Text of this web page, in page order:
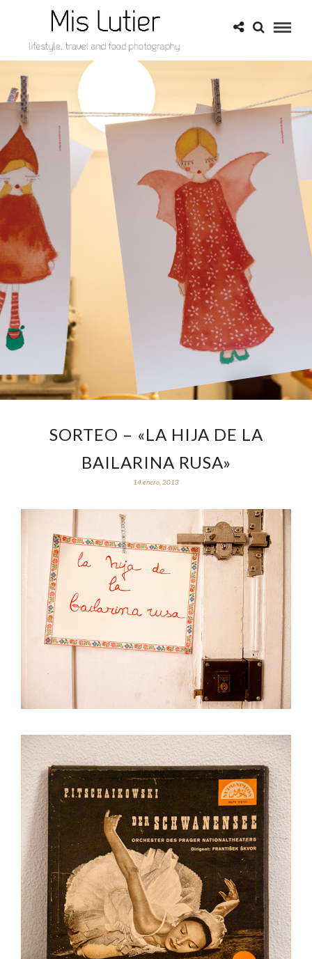
SORTEO – «LA HIJA DE LA
BAILARINA RUSA»
14 enero, 2013